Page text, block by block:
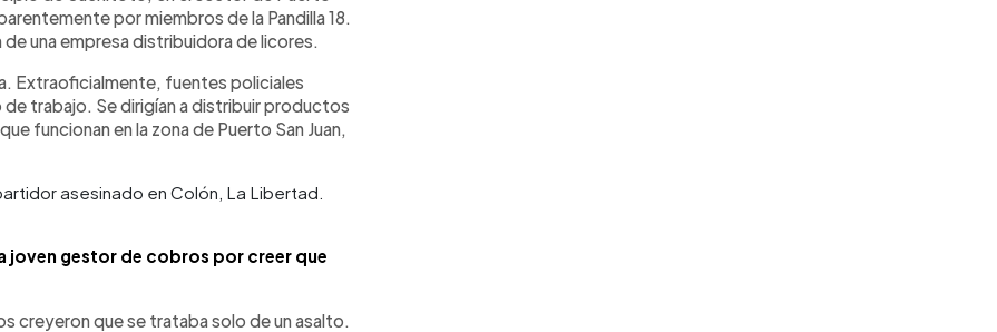
por miembros de la Pandilla 18.
una empresa distribuidora de licores.
Extraoficialmente, fuentes policiales
trabajo. Se dirigían a distribuir productos
funcionan en la zona de Puerto San Juan,
asesinado en Colón, La Libertad.
joven gestor de cobros por creer que
creyeron que se trataba solo de un asalto.